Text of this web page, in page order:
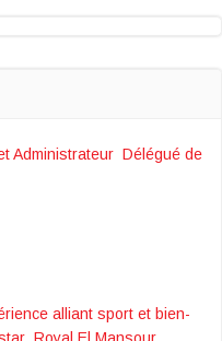
Administrateur Délégué de
alliant sport et bien-
Royal El Mansour